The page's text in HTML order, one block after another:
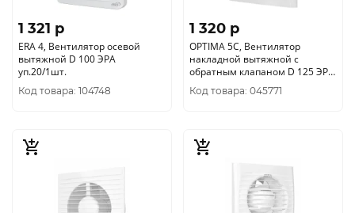
1 321 p
ERA 4, Вентилятор осевой
вытяжной D 100 ЭРА
уп.20/1шт.
Код товара: 104748
1 320 p
OPTIMA 5C, Вентилятор
накладной вытяжной с
обратным клапаном D 125 ЭРА
уп.18/1шт.
Код товара: 045771